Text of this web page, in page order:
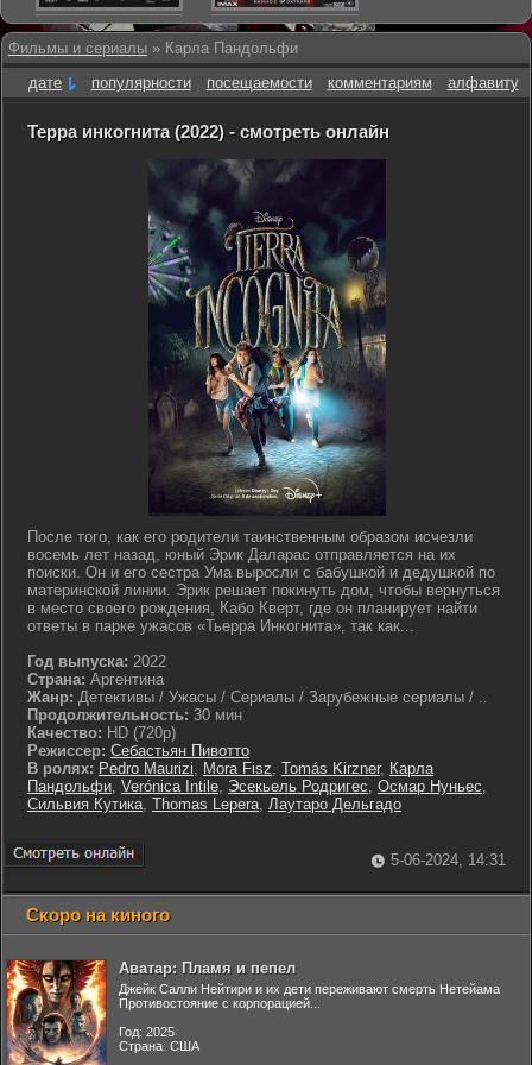
Фильмы и сериалы » Карла Пандольфи
дате
популярности посещаемости комментариям алфавиту
Терра инкогнита (2022) - смотреть онлайн
После того, как его родители таинственным образом исчезли
восемь лет назад, юный Эрик Даларас отправляется на их
поиски. Он и его сестра Ума выросли с бабушкой и дедушкой по
материнской линии. Эрик решает покинуть дом, чтобы вернуться
в место своего рождения, Кабо Кверт, где он планирует найти
ответы в парке ужасов «Тьерра Инкогнита», так как...
Год выпуска: 2022
Страна: Аргентина
Жанр: Детективы / Ужасы / Сериалы / Зарубежные сериалы / ..
Продолжительность: 30 мин
Качество: HD (720p)
Режиссер: Себастьян Пивотто
В ролях: Pedro Maurizi, Mora Fisz, Tomás Kirzner, Карла
Пандольфи, Verónica Intile, Эсекьель Родригес, Осмар Нуньес,
Сильвия Кутика, Thomas Lepera, Лаутаро Дельгадо
5-06-2024, 14:31
Скоро на киного
Аватар: Пламя и пепел
Джейк Салли Нейтири и их дети переживают смерть Нетейама
Противостояние с корпорацией...
Год: 2025
Страна: США